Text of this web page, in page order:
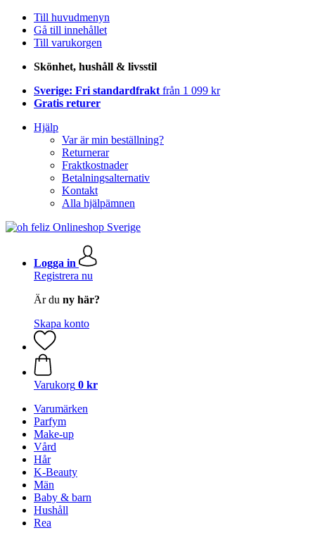
Till huvudmenyn
Gå till innehållet
Till varukorgen
Skönhet, hushåll & livsstil
Sverige: Fri standardfrakt från 1 099 kr
Gratis returer
Hjälp
Var är min beställning?
Returnerar
Fraktkostnader
Betalningsalternativ
Kontakt
Alla hjälpämnen
Logga in
Registrera nu
Är du ny här?
Skapa konto
Varukorg 0 kr
Varumärken
Parfym
Make-up
Vård
Hår
K-Beauty
Män
Baby & barn
Hushåll
Rea